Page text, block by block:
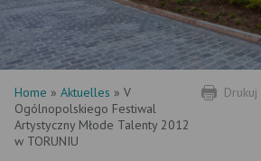
Drukuj
Home » Aktuelles » V
Ogólnopolskiego Festiwal
Artystyczny Młode Talenty 2012
w TORUNIU